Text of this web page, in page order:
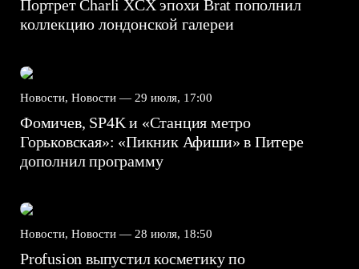
Портрет Charli XCX эпохи Brat пополнил
коллекцию лондонской галереи
Новости, Новости — 29 июля, 17:00
Фомичев, SP4K и «Станция метро
Горьковская»: «Пикник Афиши» в Питере
дополнил программу
Новости, Новости — 28 июля, 18:50
Profusion выпустил косметику по